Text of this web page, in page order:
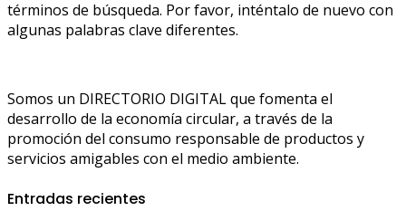
términos de búsqueda. Por favor, inténtalo de nuevo con
algunas palabras clave diferentes.
Somos un DIRECTORIO DIGITAL que fomenta el
desarrollo de la economía circular, a través de la
promoción del consumo responsable de productos y
servicios amigables con el medio ambiente.
Entradas recientes